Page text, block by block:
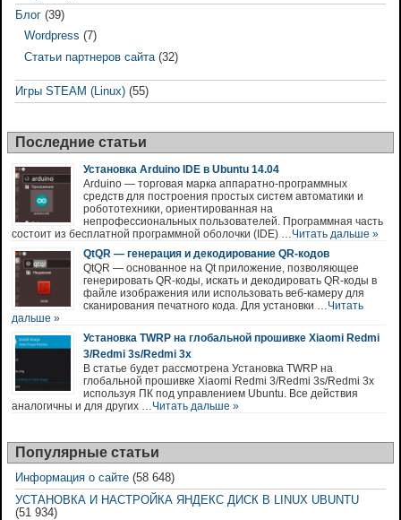
Блог (39)
Wordpress (7)
Статьи партнеров сайта(32)
Игры STEAM (Linux) (55)
Последние статьи
Установка Arduino IDE в Ubuntu 14.04
Arduino — торговая марка аппаратно-программных
средств для построения простых систем автоматики и
робототехники, ориентированная на
непрофессиональных пользователей. Программная часть
состоит из бесплатной программной оболочки (IDE) …Читать дальше »
QtQR — генерация и декодирование QR-кодов
QtQR — основанное на Qt приложение, позволяющее
генерировать QR-коды, искать и декодировать QR-коды в
файле изображения или использовать веб-камеру для
сканирования печатного кода. Для установки …Читать
дальше »
Установка TWRP на глобальной прошивке Xiaomi Redmi
3/Redmi 3s/Redmi 3x
В статье будет рассмотрена Установка TWRP на
глобальной прошивке Xiaomi Redmi 3/Redmi 3s/Redmi 3x
используя ПК под управлением Ubuntu. Все действия
аналогичны и для других …Читать дальше »
Популярные статьи
Информация о сайте (58 648)
УСТАНОВКА И НАСТРОЙКА ЯНДЕКС ДИСК В LINUX UBUNTU
(51 934)